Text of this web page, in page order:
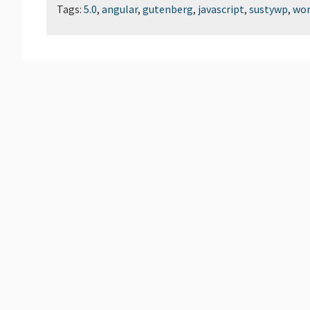
Tags: 5.0, angular, gutenberg, javascript, sustywp,